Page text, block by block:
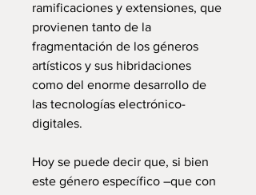
ramificaciones y extensiones, que
provienen tanto de la
fragmentación de los géneros
artísticos y sus hibridaciones
como del enorme desarrollo de
las tecnologías electrónico-
digitales.
Hoy se puede decir que, si bien
este género específico –que con